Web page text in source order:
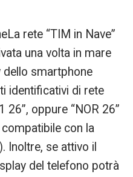
rete “TIM in Nave”
una volta in mare
dello smartphone
identificativi di rete
26”, oppure “NOR 26”
con la
Inoltre, se attivo il
del telefono potrà